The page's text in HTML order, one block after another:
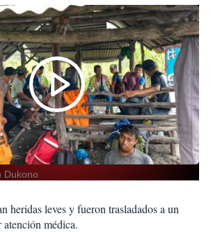
Dukono
heridas leves y fueron trasladados a un
médica.